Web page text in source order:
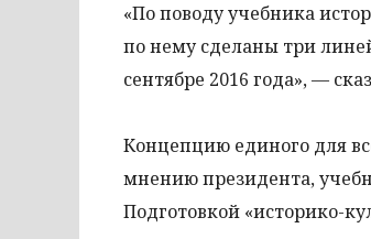
«По поводу учебника
по нему сделаны три
сентябре 2016 года», —
Концепцию единого для
мнению президента,
Подготовкой «историко-